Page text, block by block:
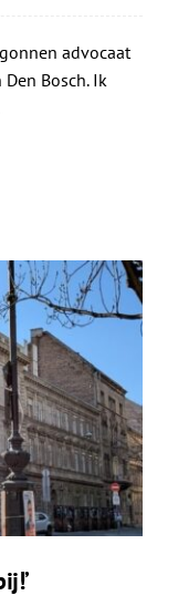
advocaat
Bosch. Ik